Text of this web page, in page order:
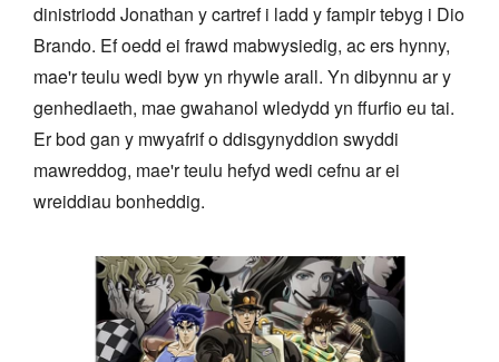
dinistriodd Jonathan y cartref i ladd y fampir tebyg i Dio
Brando. Ef oedd ei frawd mabwysiedig, ac ers hynny,
mae'r teulu wedi byw yn rhywle arall. Yn dibynnu ar y
genhedlaeth, mae gwahanol wledydd yn ffurfio eu tai.
Er bod gan y mwyafrif o ddisgynyddion swyddi
mawreddog, mae'r teulu hefyd wedi cefnu ar ei
wreiddiau bonheddig.